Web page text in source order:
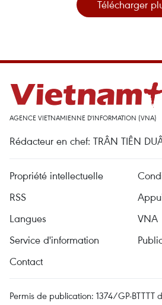
Télécharger
AGENCE VIETNAMIENNE D'INFORMATION (VNA)
Rédacteur en chef: TRÂN TIÊN
Propriété intellectuelle
RSS
Langues
VNA
Service d'information
Contact
Permis de publication: 1374/GP-BTTTT